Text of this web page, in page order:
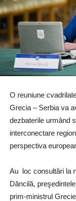
O reuniune
Grecia – Serbia va
dezbaterile urmând
interconectare
perspectiva
Au loc consultări la
Dăncilă,
prim-ministrul